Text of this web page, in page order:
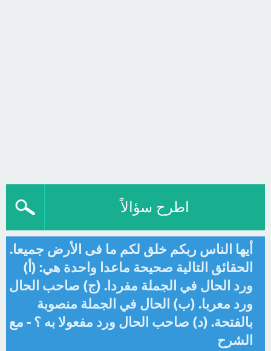
اطرح سؤالاً
أيها الناس ربكم خلق لكم ما فى الأرض جميعا.
الحقائق التالية صحيحة ماعدا واحدة هي: (أ)
ورد الحال في الجملة مفردا. (ج) صاحب الحال
ورد معربا. (ب) الحال في الجملة منصوبة
بالفتحة. (د) صاحب الحال ورد مفعولا به ؟ - مع
الشرح